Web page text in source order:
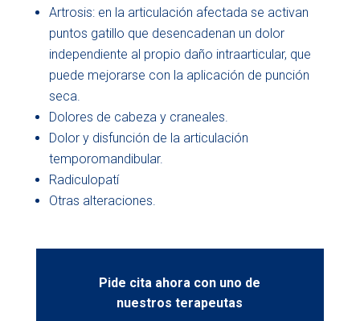
Artrosis: en la articulación afectada se activan
puntos gatillo que desencadenan un dolor
independiente al propio daño intraarticular, que
puede mejorarse con la aplicación de punción
seca.
Dolores de cabeza y craneales.
Dolor y disfunción de la articulación
temporomandibular.
Radiculopatí
Otras alteraciones.
Pide cita ahora con uno de
nuestros terapeutas